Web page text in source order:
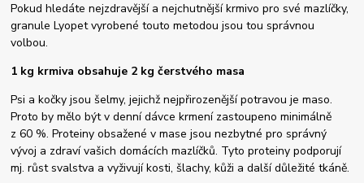
Pokud hledáte nejzdravější a nejchutnější krmivo pro své mazlíčky,
granule Lyopet vyrobené touto metodou jsou tou správnou
volbou.
1 kg krmiva obsahuje 2 kg čerstvého masa
Psi a kočky jsou šelmy, jejichž nejpřirozenější potravou je maso.
Proto by mělo být v denní dávce krmení zastoupeno minimálně
z 60 %. Proteiny obsažené v mase jsou nezbytné pro správný
vývoj a zdraví vašich domácích mazlíčků. Tyto proteiny podporují
mj. růst svalstva a vyživují kosti, šlachy, kůži a další důležité tkáně.